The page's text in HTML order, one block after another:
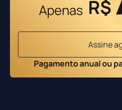
Apenas R$
Assine
Pagamento anual ou